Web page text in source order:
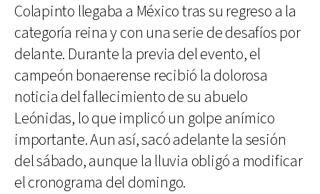
Colapinto llegaba a México tras su regreso a la
categoría reina y con una serie de desafíos por
delante. Durante la previa del evento, el
campeón bonaerense recibió la dolorosa
noticia del fallecimiento de su abuelo
Leónidas, lo que implicó un golpe anímico
importante. Aun así, sacó adelante la sesión
del sábado, aunque la lluvia obligó a modificar
el cronograma del domingo.